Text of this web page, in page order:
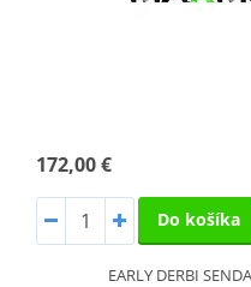
172,00 €
Do košíka
EARLY DERBI